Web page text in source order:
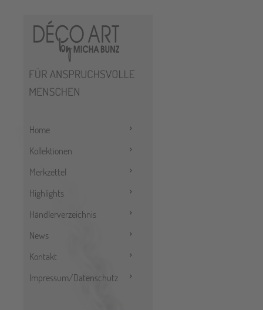
Home
Kollektionen
Merkzettel
Highlights
Händlerverzeichnis
News
Kontakt
Impressum/Datenschutz